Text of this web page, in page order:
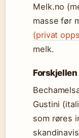
Melk.no
masse før
(privat
melk.
Gustini
som røres